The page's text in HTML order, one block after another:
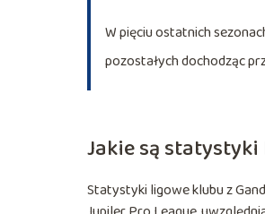
W pięciu ostatnich
pozostałych dochodząc
Jakie są statystyki
Statystyki ligowe klubu z